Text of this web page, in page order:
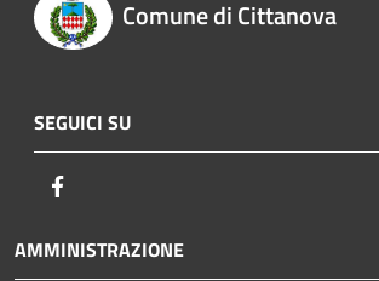
Comune di Cittanova
SEGUICI SU
AMMINISTRAZIONE